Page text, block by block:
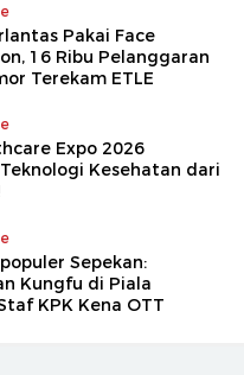
Pakai Face
16 Ribu Pelanggaran
Terekam ETLE
Expo 2026
Kesehatan dari
Sepekan:
Kungfu di Piala
KPK Kena OTT